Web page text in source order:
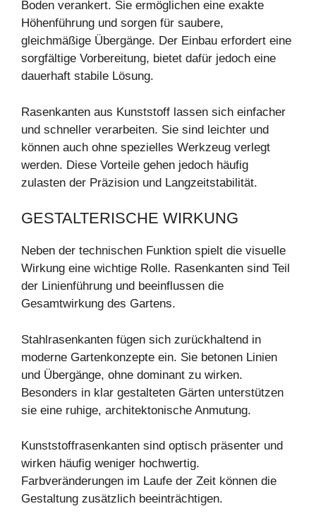
Boden verankert. Sie ermöglichen eine exakte
Höhenführung und sorgen für saubere,
gleichmäßige Übergänge. Der Einbau erfordert eine
sorgfältige Vorbereitung, bietet dafür jedoch eine
dauerhaft stabile Lösung.
Rasenkanten aus Kunststoff lassen sich einfacher
und schneller verarbeiten. Sie sind leichter und
können auch ohne spezielles Werkzeug verlegt
werden. Diese Vorteile gehen jedoch häufig
zulasten der Präzision und Langzeitstabilität.
GESTALTERISCHE WIRKUNG
Neben der technischen Funktion spielt die visuelle
Wirkung eine wichtige Rolle. Rasenkanten sind Teil
der Linienführung und beeinflussen die
Gesamtwirkung des Gartens.
Stahlrasenkanten fügen sich zurückhaltend in
moderne Gartenkonzepte ein. Sie betonen Linien
und Übergänge, ohne dominant zu wirken.
Besonders in klar gestalteten Gärten unterstützen
sie eine ruhige, architektonische Anmutung.
Kunststoffrasenkanten sind optisch präsenter und
wirken häufig weniger hochwertig.
Farbveränderungen im Laufe der Zeit können die
Gestaltung zusätzlich beeinträchtigen.